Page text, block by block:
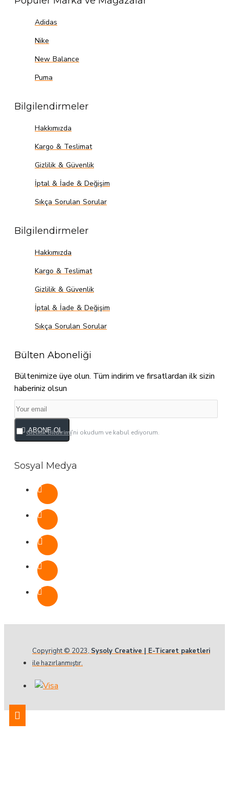
Adidas
Nike
New Balance
Puma
Bilgilendirmeler
Hakkımızda
Kargo & Teslimat
Gizlilik & Güvenlik
İptal & İade & Değişim
Sıkça Sorulan Sorular
Bilgilendirmeler
Hakkımızda
Kargo & Teslimat
Gizlilik & Güvenlik
İptal & İade & Değişim
Sıkça Sorulan Sorular
Bülten Aboneliği
Bültenimize üye olun. Tüm indirim ve fırsatlardan ilk sizin
haberiniz olsun
ABONE OL
Gizlilik Bildirimi'ni okudum ve kabul ediyorum.
Sosyal Medya
Copyright © 2023, Sysoly Creative | E-Ticaret paketleri
ile hazırlanmıştır.